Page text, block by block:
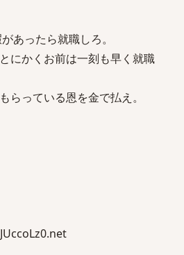
あったら就職しろ。
にかくお前は一刻も早く就職
っている恩を金で払え。